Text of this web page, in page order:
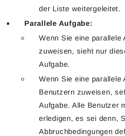
der Liste weitergeleitet.
Parallele Aufgabe:
Wenn Sie eine parallele
zuweisen, sieht nur
Aufgabe.
Wenn Sie eine parallele
Benutzern zuweisen,
Aufgabe. Alle Benutzer
erledigen, es sei denn,
Abbruchbedingungen